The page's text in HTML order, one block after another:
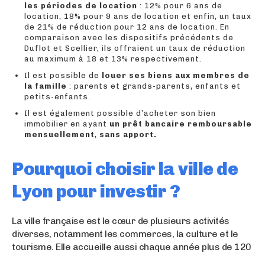
les périodes de location : 12% pour 6 ans de
location, 18% pour 9 ans de location et enfin, un taux
de 21% de réduction pour 12 ans de location. En
comparaison avec les dispositifs précédents de
Duflot et Scellier, ils offraient un taux de réduction
au maximum à 18 et 13% respectivement.
Il est possible de louer ses biens aux membres de
la famille : parents et grands-parents, enfants et
petits-enfants.
Il est également possible d’acheter son bien
immobilier en ayant un prêt bancaire remboursable
mensuellement, sans apport.
Pourquoi choisir la ville de
Lyon pour investir ?
La ville française est le cœur de plusieurs activités
diverses, notamment les commerces, la culture et le
tourisme. Elle accueille aussi chaque année plus de 120